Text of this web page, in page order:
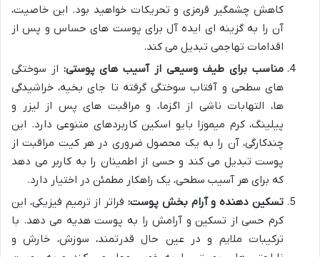
کاهش چشمگیر قرمزی و تحریکات خواهید بود. این خاصیت،
آن را به گزینه ای ایده آل برای پوست های حساس و پس از
اقدامات تهاجمی تبدیل می کند.
مناسب برای طیف وسیعی از آسیب های پوستی: از سوختگی
های سطحی و آفتاب سوختگی گرفته تا جای بخیه، خراشیدگی
ها، التهابات ناشی از اگزما، و مراقبت های پس از لیزر و
پیلینگ، کرم میموزا بایو اسکین کاربردهای متنوعی دارد. این
چندکارگی، آن را به یک محصول ضروری در هر کیت مراقبت از
پوست تبدیل می کند و حسی از اطمینان را به کاربر می دهد
که برای هر آسیب سطحی، یک راهکار مطمئن در اختیار دارد.
تسکین دهنده و آرام بخش پوست: فراتر از ترمیم فیزیکی، این
کرم حسی از تسکین و آرامش را به پوست هدیه می دهد. با
ترکیبات ملایم و در عین حال قدرتمند، سوزش، خارش و